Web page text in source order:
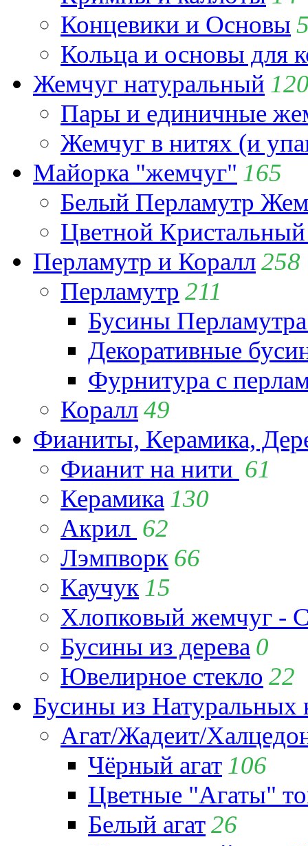
Концевики и Основы
Кольца и основы для
Жемчуг натуральный
Пары и единичные
Жемчуг в нитях (и
Майорка "жемчуг" 165
Белый Перламутр
Цветной
Перламутр и Коралл258
Перламутр 211
Бусины
Декоративные
Фурнитура с
Коралл49
Фианиты, Керамика,
Фианит на нити 61
Керамика 130
Акрил 62
Лэмпворк 66
Каучук 15
Хлопковый жемчуг -
Бусины из дерева 0
Ювелирное стекло 22
Бусины из Натуральных
Агат/Жадеит/
Чёрный агат 106
Цветные "Агаты"
Белый агат26